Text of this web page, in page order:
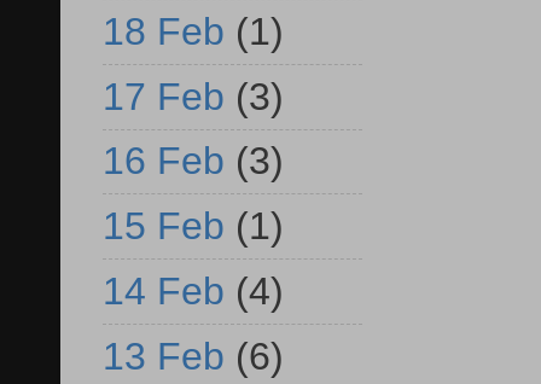
18 Feb (1)
17 Feb (3)
16 Feb (3)
15 Feb (1)
14 Feb (4)
13 Feb (6)